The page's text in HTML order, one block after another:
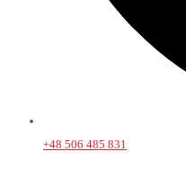
+48 506 485 831